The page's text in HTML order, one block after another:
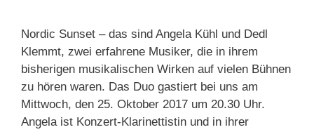
Nordic Sunset – das sind Angela Kühl und Dedl
Klemmt, zwei erfahrene Musiker, die in ihrem
bisherigen musikalischen Wirken auf vielen Bühnen
zu hören waren. Das Duo gastiert bei uns am
Mittwoch, den 25. Oktober 2017 um 20.30 Uhr.
Angela ist Konzert-Klarinettistin und in ihrer